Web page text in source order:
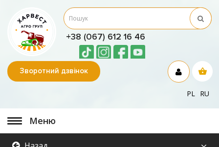
+38 (067) 612 16 46
Зворотний дзвінок
PL RU
Меню